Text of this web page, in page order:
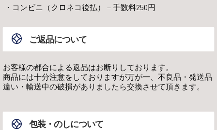
コンビニ（クロネコ後払）－手数料250円
ご返品について
お客様の都合による返品はお断りしております。
商品には十分注意をしておりますが万が一、不良品・発送品
違い・輸送中の破損がありましたら交換させて頂きます。
包装・のしについて